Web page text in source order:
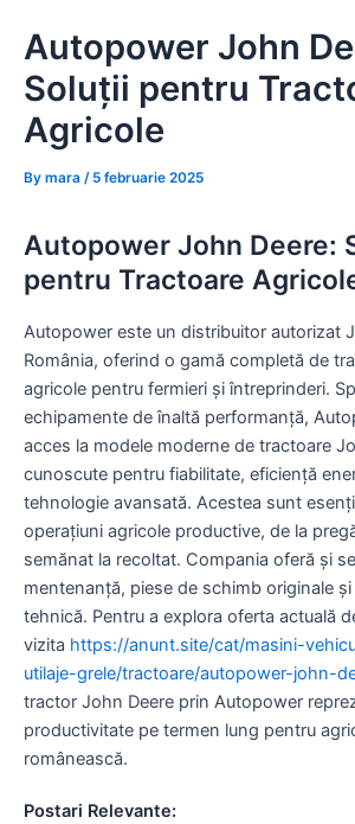
content
Autopower John
Soluții pentru
Agricole
By mara / 5 februarie 2025
Autopower John Deere:
pentru Tractoare
Autopower este un distribuitor autorizat
România, oferind o gamă completă de
agricole pentru fermieri și întreprinderi.
echipamente de înaltă performanță,
acces la modele moderne de tractoare
cunoscute pentru fiabilitate, eficiență
tehnologie avansată. Acestea sunt
operațiuni agricole productive, de la
semănat la recoltat. Compania oferă și
mentenanță, piese de schimb originale
tehnică. Pentru a explora oferta actuală
vizita https://anunt.site/cat/masini-
utilaje-grele/tractoare/autopower-john-
tractor John Deere prin Autopower
productivitate pe termen lung pentru
românească.
Postari Relevante: